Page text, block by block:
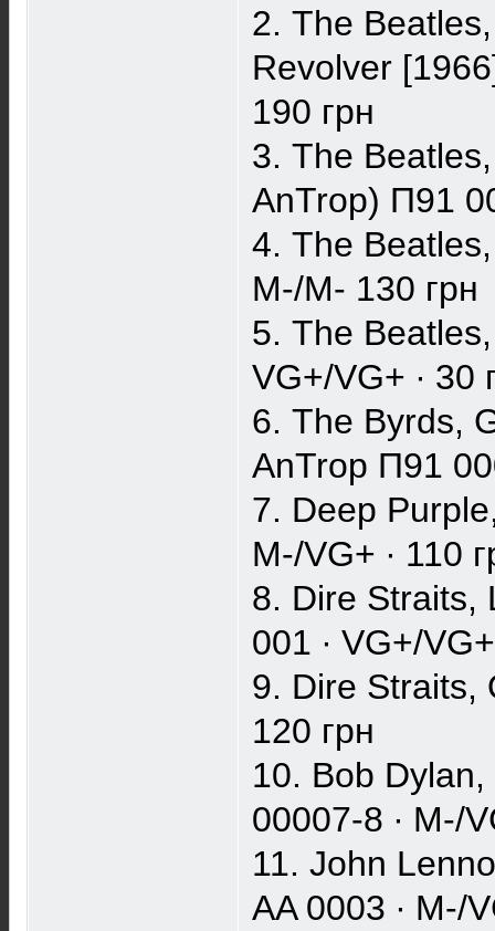
2. The
Revolver
190 грн
3. The
AnTrop) ‎П91
4. The
M-/M- 130 грн
5. The
VG+/VG+ ∙ 30
6. The Byrds,
AnTrop П91
7. Deep
M-/VG+ ∙ 110
8. Dire Straits,
001 ∙ VG+/
9. Dire Straits,
120 грн
10. Bob Dylan,
00007-8 ∙ M-/
11. John
AA 0003 ∙ M-/